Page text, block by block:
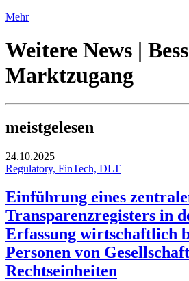
Mehr
Weitere News |
Marktzugang
meistgelesen
24.10.2025
Regulatory, FinTech, DLT
Einführung eines
Transparenzregisters in
Erfassung wirtschaftlich
Personen von
Rechtseinheiten